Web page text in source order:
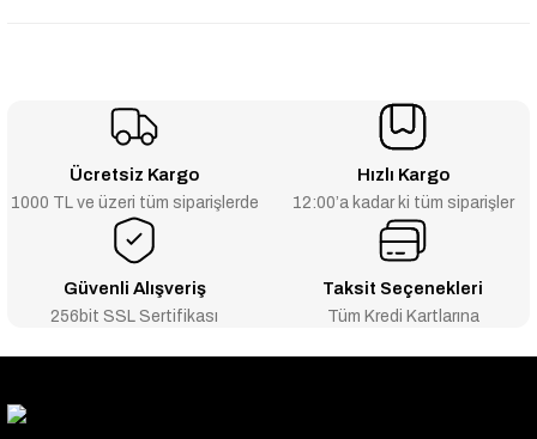
Ücretsiz Kargo
1000 TL ve üzeri tüm siparişlerde
Hızlı Kargo
12:00’a kadar ki tüm siparişler
Güvenli Alışveriş
256bit SSL Sertifikası
Taksit Seçenekleri
Tüm Kredi Kartlarına